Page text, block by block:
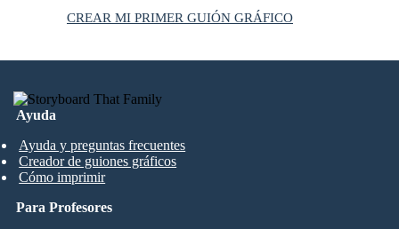
CREAR MI PRIMER GUIÓN GRÁFICO
Ayuda
Ayuda y preguntas frecuentes
Creador de guiones gráficos
Cómo imprimir
Para Profesores